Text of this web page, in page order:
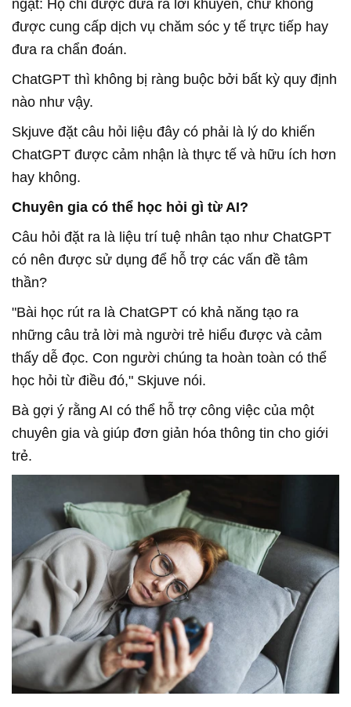
ngặt: Họ chỉ được đưa ra lời khuyên, chứ không
được cung cấp dịch vụ chăm sóc y tế trực tiếp hay
đưa ra chẩn đoán.
ChatGPT thì không bị ràng buộc bởi bất kỳ quy định
nào như vậy.
Skjuve đặt câu hỏi liệu đây có phải là lý do khiến
ChatGPT được cảm nhận là thực tế và hữu ích hơn
hay không.
Chuyên gia có thể học hỏi gì từ AI?
Câu hỏi đặt ra là liệu trí tuệ nhân tạo như ChatGPT
có nên được sử dụng để hỗ trợ các vấn đề tâm
thần?
"Bài học rút ra là ChatGPT có khả năng tạo ra
những câu trả lời mà người trẻ hiểu được và cảm
thấy dễ đọc. Con người chúng ta hoàn toàn có thể
học hỏi từ điều đó," Skjuve nói.
Bà gợi ý rằng AI có thể hỗ trợ công việc của một
chuyên gia và giúp đơn giản hóa thông tin cho giới
trẻ.